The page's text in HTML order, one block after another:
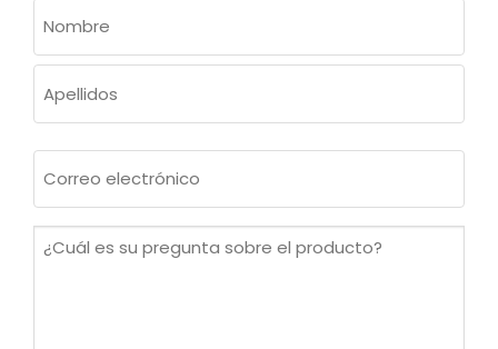
(OBLIGATORIO)
Nombre
electrónico
¿Cuál